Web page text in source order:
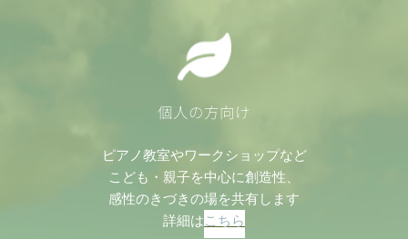
個人の方向け
ピアノ教室やワークショップなど
こども・親子を中心に創造性、
感性のきづきの場を共有します
詳細はこちら